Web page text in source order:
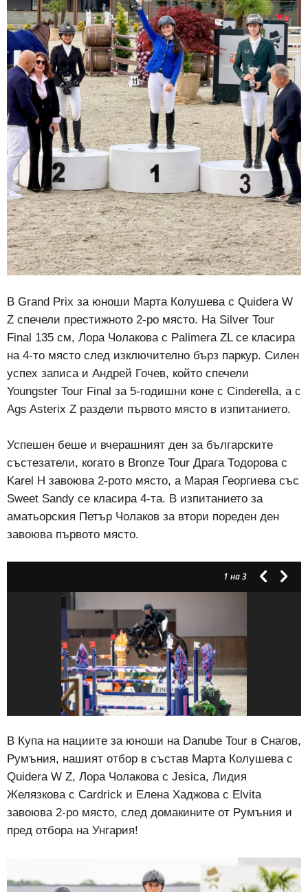
В Grand Prix за юноши Марта Колушева с Quidera W
Z спечели престижното 2-ро място. На Silver Tour
Final 135 см, Лора Чолакова с Palimera ZL се класира
на 4-то място след изключително бърз паркур. Силен
успех записа и Андрей Гочев, който спечели
Youngster Tour Final за 5-годишни коне с Cinderella, а с
Ags Asterix Z раздели първото място в изпитанието.
Успешен беше и вчерашният ден за българските
състезатели, когато в Bronze Tour Драга Тодорова с
Karel H завоюва 2-рото място, а Марая Георгиева със
Sweet Sandy се класира 4-та. В изпитанието за
аматьорския Петър Чолаков за втори пореден ден
завоюва първото място.
1 на 3
В Купа на нациите за юноши на Danube Tour в Снагов,
Румъния, нашият отбор в състав Марта Колушева с
Quidera W Z, Лора Чолакова с Jesica, Лидия
Желязкова с Cardrick и Елена Хаджова с Elvita
завоюва 2-ро място, след домакините от Румъния и
пред отбора на Унгария!